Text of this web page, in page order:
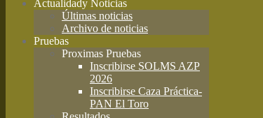
Actualidady Noticias
Últimas noticias
Archivo de noticias
Pruebas
Proximas Pruebas
Inscribirse SOLMS AZP
2026
Inscribirse Caza Práctica-
PAN El Toro